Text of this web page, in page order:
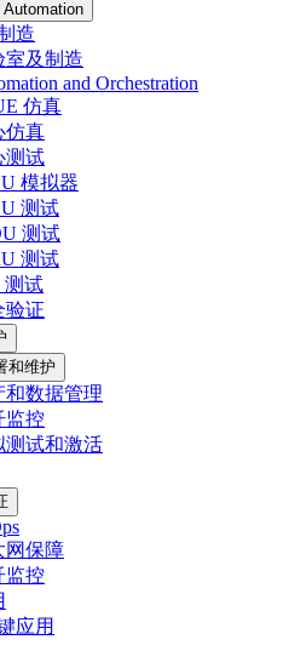
造
室及制造
and Orchestration
仿真
仿真
测试
模拟器
测试
测试
测试
测试
验证
和维护
和数据管理
监控
测试和激活
网保障
监控
应用